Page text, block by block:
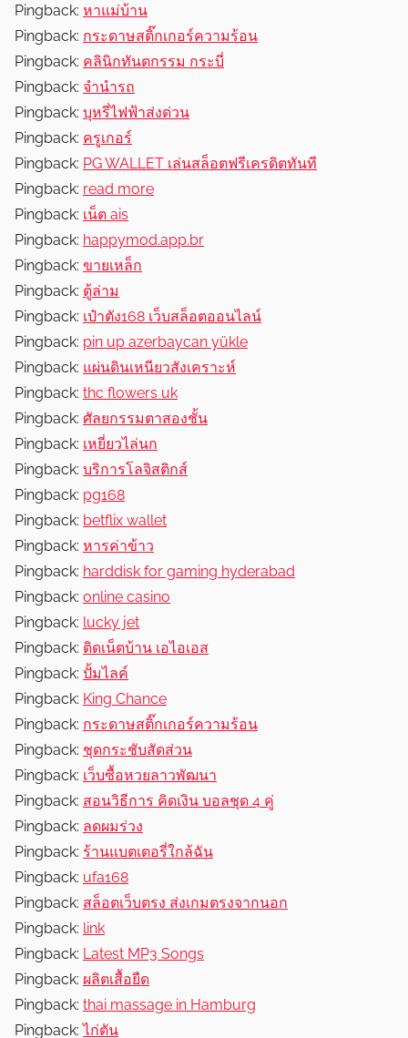
Pingback: หาแม่บ้าน
Pingback: กระดาษสติ๊กเกอร์ความร้อน
Pingback: คลินิกทันตกรรม กระบี่
Pingback: จำนำรถ
Pingback: บุหรี่ไฟฟ้าส่งด่วน
Pingback: ครูเกอร์
Pingback: PG WALLET เล่นสล็อตฟรีเครดิตทันที
Pingback: read more
Pingback: เน็ต ais
Pingback: happymod.app.br
Pingback: ขายเหล็ก
Pingback: ตู้ล่าม
Pingback: เป๋าตัง168 เว็บสล็อตออนไลน์
Pingback: pin up azerbaycan yükle
Pingback: แผ่นดินเหนียวสังเคราะห์
Pingback: thc flowers uk
Pingback: ศัลยกรรมตาสองชั้น
Pingback: เหยี่ยวไล่นก
Pingback: บริการโลจิสติกส์
Pingback: pg168
Pingback: betflix wallet
Pingback: หารค่าข้าว
Pingback: harddisk for gaming hyderabad
Pingback: online casino
Pingback: lucky jet
Pingback: ติดเน็ตบ้าน เอไอเอส
Pingback: ปั้มไลค์
Pingback: King Chance
Pingback: กระดาษสติ๊กเกอร์ความร้อน
Pingback: ชุดกระชับสัดส่วน
Pingback: เว็บซื้อหวยลาวพัฒนา
Pingback: สอนวิธีการ คิดเงิน บอลชุด 4 คู่
Pingback: ลดผมร่วง
Pingback: ร้านแบตเตอรี่ใกล้ฉัน
Pingback: ufa168
Pingback: สล็อตเว็บตรง ส่งเกมตรงจากนอก
Pingback: link
Pingback: Latest MP3 Songs
Pingback: ผลิตเสื้อยืด
Pingback: thai massage in Hamburg
Pingback:ไก่ตัน